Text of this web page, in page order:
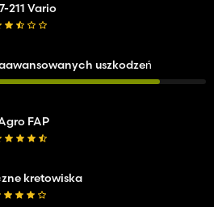
211 Vario
uszkodzeń
FAP
kretowiska